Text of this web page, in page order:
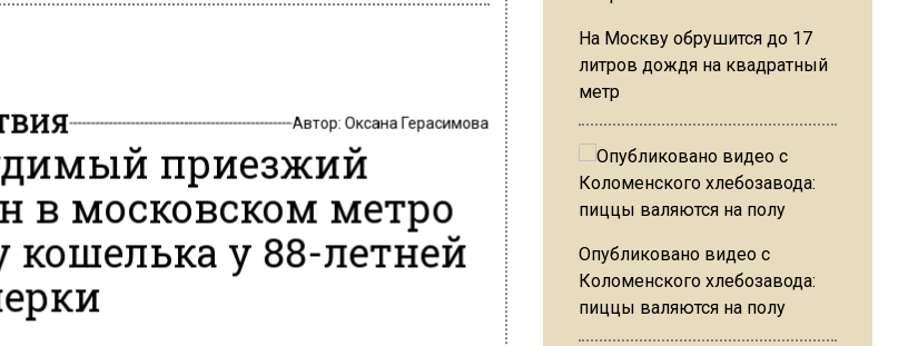
Автор: Оксана Герасимова
приезжий
в московском метро
кошелька у 88-летней
На Москву обрушится до 17
литров дождя на квадратный
метр
Опубликовано видео с
Коломенского хлебозавода:
пиццы валяются на полу